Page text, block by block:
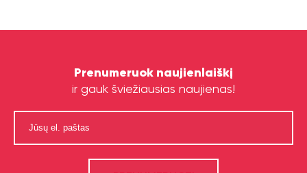
Prenumeruok naujienlaiškį
ir gauk šviežiausias naujienas!